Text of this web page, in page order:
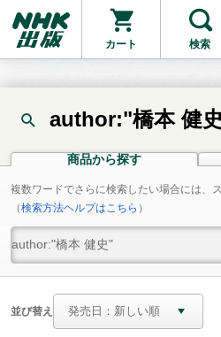
カート 検索
author:"橋本 健
商品から探す
複数ワードでさらに検索したい場合には、
（検索方法ヘルプはこちら ）
並び替え